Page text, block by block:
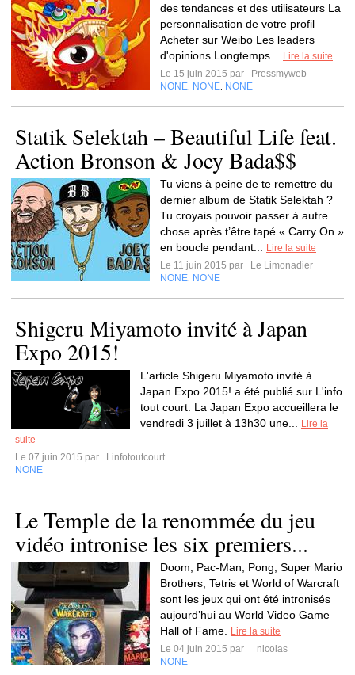
des tendances et des utilisateurs La
personnalisation de votre profil
Acheter sur Weibo Les leaders
d'opinions Longtemps...
Lire la suite
Le 15 juin 2015 par
Pressmyweb
NONE NONE NONE
Statik Selektah – Beautiful Life feat.
Action Bronson & Joey Bada$$
Tu viens à peine de te remettre du
dernier album de Statik Selektah ?
Tu croyais pouvoir passer à autre
chose après t’être tapé « Carry On »
en boucle pendant...
Lire la suite
Le 11 juin 2015 par
Le Limonadier
NONE NONE
Shigeru Miyamoto invité à Japan
Expo 2015!
L'article Shigeru Miyamoto invité à
Japan Expo 2015! a été publié sur L'info
tout court. La Japan Expo accueillera le
vendredi 3 juillet à 13h30 une...
Lire la
suite
Le 07 juin 2015 par
Linfotoutcourt
NONE
Le Temple de la renommée du jeu
vidéo intronise les six premiers...
Doom, Pac-Man, Pong, Super Mario
Brothers, Tetris et World of Warcraft
sont les jeux qui ont été intronisés
aujourd’hui au World Video Game
Hall of Fame.
Lire la suite
Le 04 juin 2015 par
_nicolas
NONE